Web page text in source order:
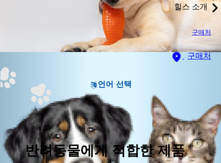
힐스 소개
구매처
구매처
언어 선택
반려동물에게 적합한 제품